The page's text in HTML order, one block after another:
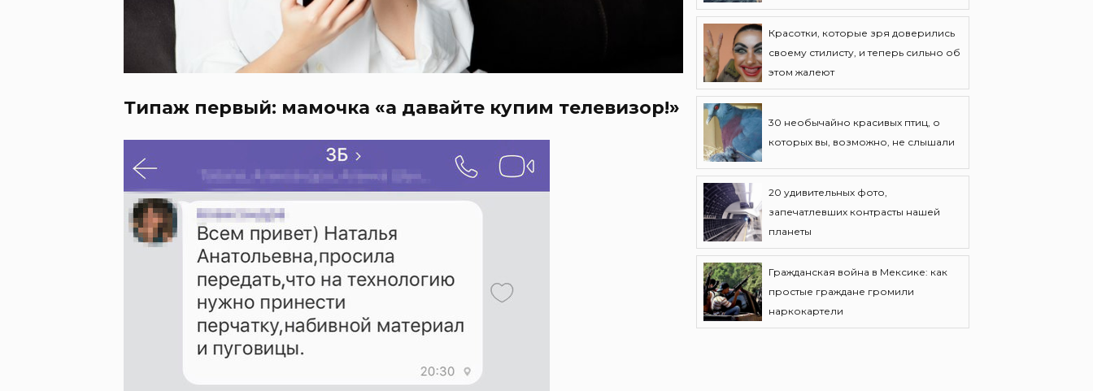
Типаж первый: мамочка «а давайте купим телевизор!»
Красотки, которые зря доверились
своему стилисту, и теперь сильно об
этом жалеют
30 необычайно красивых птиц, о
которых вы, возможно, не слышали
20 удивительных фото,
запечатлевших контрасты нашей
планеты
Гражданская война в Мексике: как
простые граждане громили
наркокартели